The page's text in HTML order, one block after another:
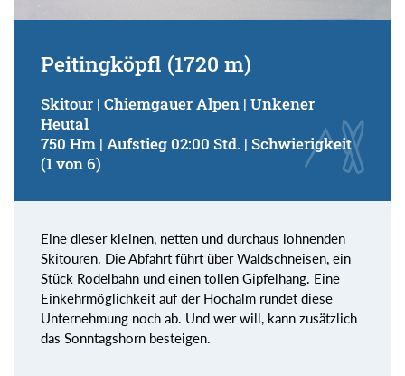
Peitingköpfl (1720 m)
Skitour | Chiemgauer Alpen | Unkener
Heutal
750 Hm | Aufstieg 02:00 Std. | Schwierigkeit
(1 von 6)
Eine dieser kleinen, netten und durchaus lohnenden
Skitouren. Die Abfahrt führt über Waldschneisen, ein
Stück Rodelbahn und einen tollen Gipfelhang. Eine
Einkehrmöglichkeit auf der Hochalm rundet diese
Unternehmung noch ab. Und wer will, kann zusätzlich
das Sonntagshorn besteigen.